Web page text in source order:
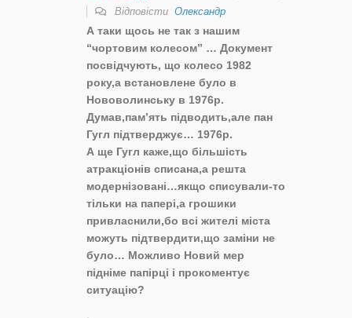
Відповісти Олександр
А таки щось не так з нашим
“чортовим колесом” … Документ
посвідчують, що колесо 1982
року,а встановлене було в
Нововолинську в 1976р.
Думав,пам’ять підводить,але пан
Гугл підтверджує… 1976р.
А ще Гугл каже,що більшість
атракціонів списана,а решта
модернізовані…якщо списували-то
тільки на папері,а грошики
привласнили,бо всі жителі міста
можуть підтвердити,що заміни не
було… Можливо Новий мер
підніме папірці і прокоментує
ситуацію?